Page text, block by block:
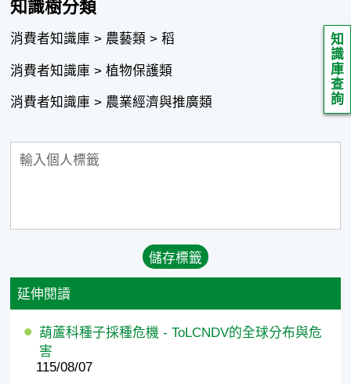
知
識
庫
查
詢
知識樹分類
消費者知識庫 > 農藝類 > 稻
消費者知識庫 > 植物保護類
消費者知識庫 > 農業經濟與推廣類
延伸閱讀
葫蘆科種子採種危機 - ToLCNDV的全球分布與危
害
115/08/07